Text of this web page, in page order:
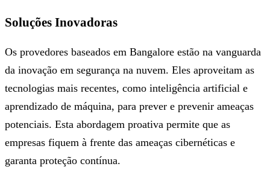
Soluções Inovadoras
Os provedores baseados em Bangalore estão na vanguarda
da inovação em segurança na nuvem. Eles aproveitam as
tecnologias mais recentes, como inteligência artificial e
aprendizado de máquina, para prever e prevenir ameaças
potenciais. Esta abordagem proativa permite que as
empresas fiquem à frente das ameaças cibernéticas e
garanta proteção contínua.